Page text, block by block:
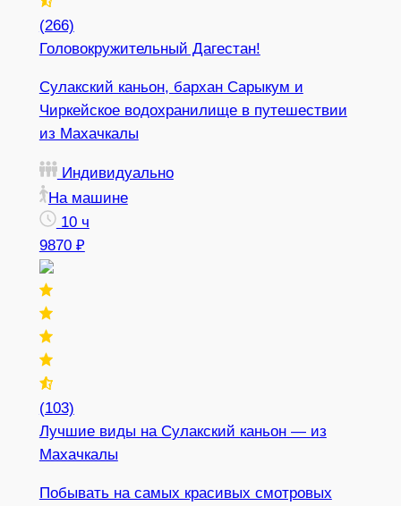
(266)
Головокружительный Дагестан!
Сулакский каньон, бархан Сарыкум и
Чиркейское водохранилище в путешествии
из Махачкалы
Индивидуально
На машине
10 ч
9870 ₽
(103)
Лучшие виды на Сулакский каньон — из
Махачкалы
Побывать на самых красивых смотровых